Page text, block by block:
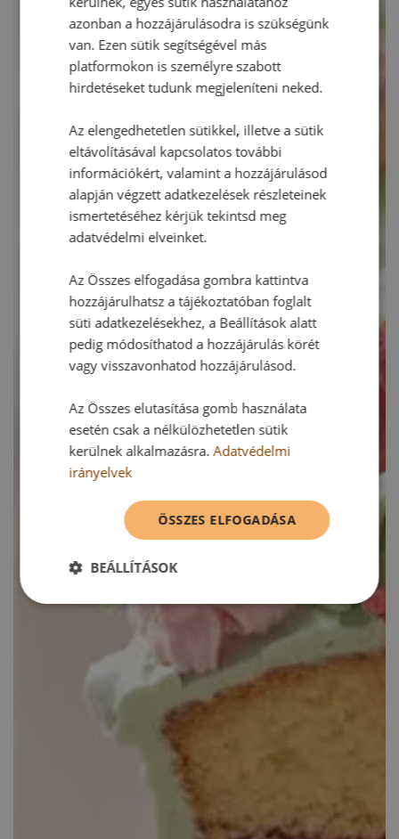
azonban a hozzájárulásodra is szükségünk
van. Ezen sütik segítségével más
platformokon is személyre szabott
hirdetéseket tudunk megjeleníteni neked.
Az elengedhetetlen sütikkel, illetve a sütik
eltávolításával kapcsolatos további
információkért, valamint a hozzájárulásod
alapján végzett adatkezelések részleteinek
ismertetéséhez kérjük tekintsd meg
adatvédelmi elveinket.
Az Összes elfogadása gombra kattintva
hozzájárulhatsz a tájékoztatóban foglalt
süti adatkezelésekhez, a Beállítások alatt
pedig módosíthatod a hozzájárulás körét
vagy visszavonhatod hozzájárulásod.
Az Összes elutasítása gomb használata
esetén csak a nélkülözhetetlen sütik
kerülnek alkalmazásra.Adatvédelmi
irányelvek
ÖSSZES ELFOGADÁSA
BEÁLLÍTÁSOK